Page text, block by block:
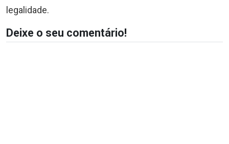
legalidade.
Deixe o seu comentário!